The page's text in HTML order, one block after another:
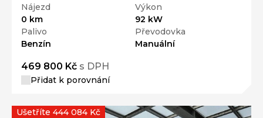
Nájezd
0 km
Výkon
92 kW
Palivo
Benzín
Převodovka
Manuální
469 800 Kč s DPH
Přidat k porovnání
Ušetříte 444 084 Kč